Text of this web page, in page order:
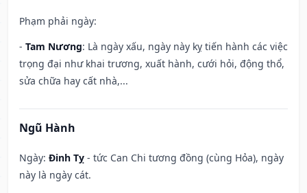
Phạm phải ngày:
- Tam Nương: Là ngày xấu, ngày này kỵ tiến hành các việc
trọng đại như khai trương, xuất hành, cưới hỏi, động thổ,
sửa chữa hay cất nhà,...
Ngũ Hành
Ngày: Đinh Tỵ - tức Can Chi tương đồng (cùng Hỏa), ngày
này là ngày cát.